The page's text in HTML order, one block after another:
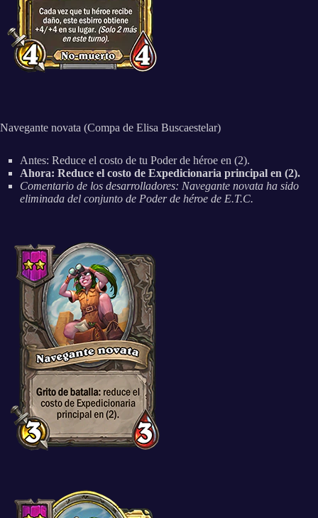
Navegante novata (Compa de Elisa Buscaestelar)
Antes: Reduce el costo de tu Poder de héroe en (2).
Ahora: Reduce el costo de Expedicionaria principal en (2).
Comentario de los desarrolladores: Navegante novata ha sido
eliminada del conjunto de Poder de héroe de E.T.C.